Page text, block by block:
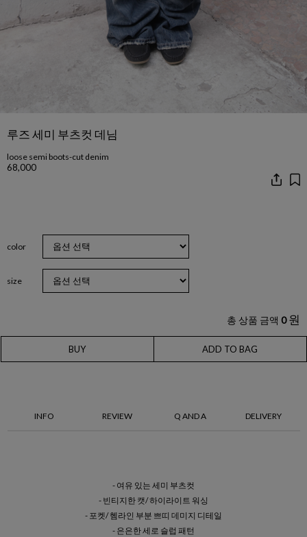
루즈 세미 부츠컷 데님
loose semi boots-cut denim
68,000
color
size
총 상품 금액 0 원
BUY ADD TO BAG
INFO REVIEW Q AND A DELIVERY
- 여유 있는 세미 부츠컷
- 빈티지한 캣/ 하이라이트 워싱
- 포켓/ 헴라인 부분 쁘띠 데미지 디테일
- 은은한 세로 슬럽 패턴